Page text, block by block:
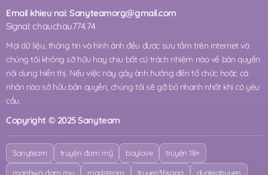
Email khieu nai:Sanyteamorg@gmail.com
Signal: chauchau774.74
Mọi dữ liệu, thông tin và hình ảnh đều được sưu tầm trên internet và
chúng tôi không sỡ hữu hay chịu bất cứ trách nhiệm nào về bản quyền
nội dung hiển thị. Nếu việc này gây ảnh hưởng đến tổ chức hoặc cá
nhân nào sở hữu bản quyền, chúng tôi sẽ gỡ bỏ nhanh nhất khi có yêu
cầu.
Copyright © 2025 Sanyteam
Sanyteam truyện đam mỹ boylove truyện 18+
manhwa dam my roadsteam truyen3hsang dualeotruyen